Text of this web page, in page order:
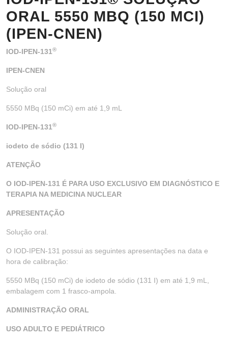
ORAL 5550 MBQ (150 MCI)
(IPEN-CNEN)
IOD-IPEN-131®
IPEN-CNEN
Solução oral
5550 MBq (150 mCi) em até 1,9 mL
IOD-IPEN-131®
iodeto de sódio (131 I)
ATENÇÃO
O IOD-IPEN-131 É PARA USO EXCLUSIVO EM DIAGNÓSTICO E
TERAPIA NA MEDICINA NUCLEAR
APRESENTAÇÃO
Solução oral.
O IOD-IPEN-131 possui as seguintes apresentações na data e
hora de calibração:
5550 MBq (150 mCi) de iodeto de sódio (131 I) em até 1,9 mL,
embalagem com 1 frasco-ampola.
ADMINISTRAÇÃO ORAL
USO ADULTO E PEDIÁTRICO